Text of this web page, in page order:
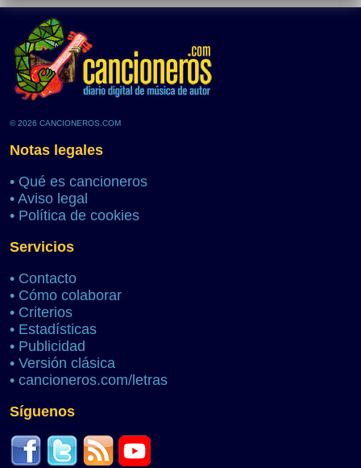
© 2026 CANCIONEROS.COM
Notas legales
• Qué es cancioneros
• Aviso legal
• Política de cookies
Servicios
• Contacto
• Cómo colaborar
• Criterios
• Estadísticas
• Publicidad
• Versión clásica
• cancioneros.com/letras
Síguenos